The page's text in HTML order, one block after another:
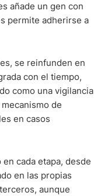
añade un gen con
permite adherirse a
se reinfunden en
con el tiempo,
como una vigilancia
de
en casos
cada etapa, desde
en las propias
aunque